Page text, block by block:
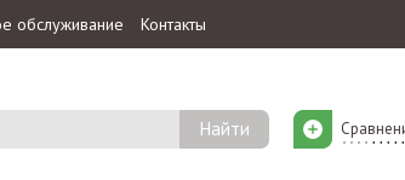
обслуживание Контакты